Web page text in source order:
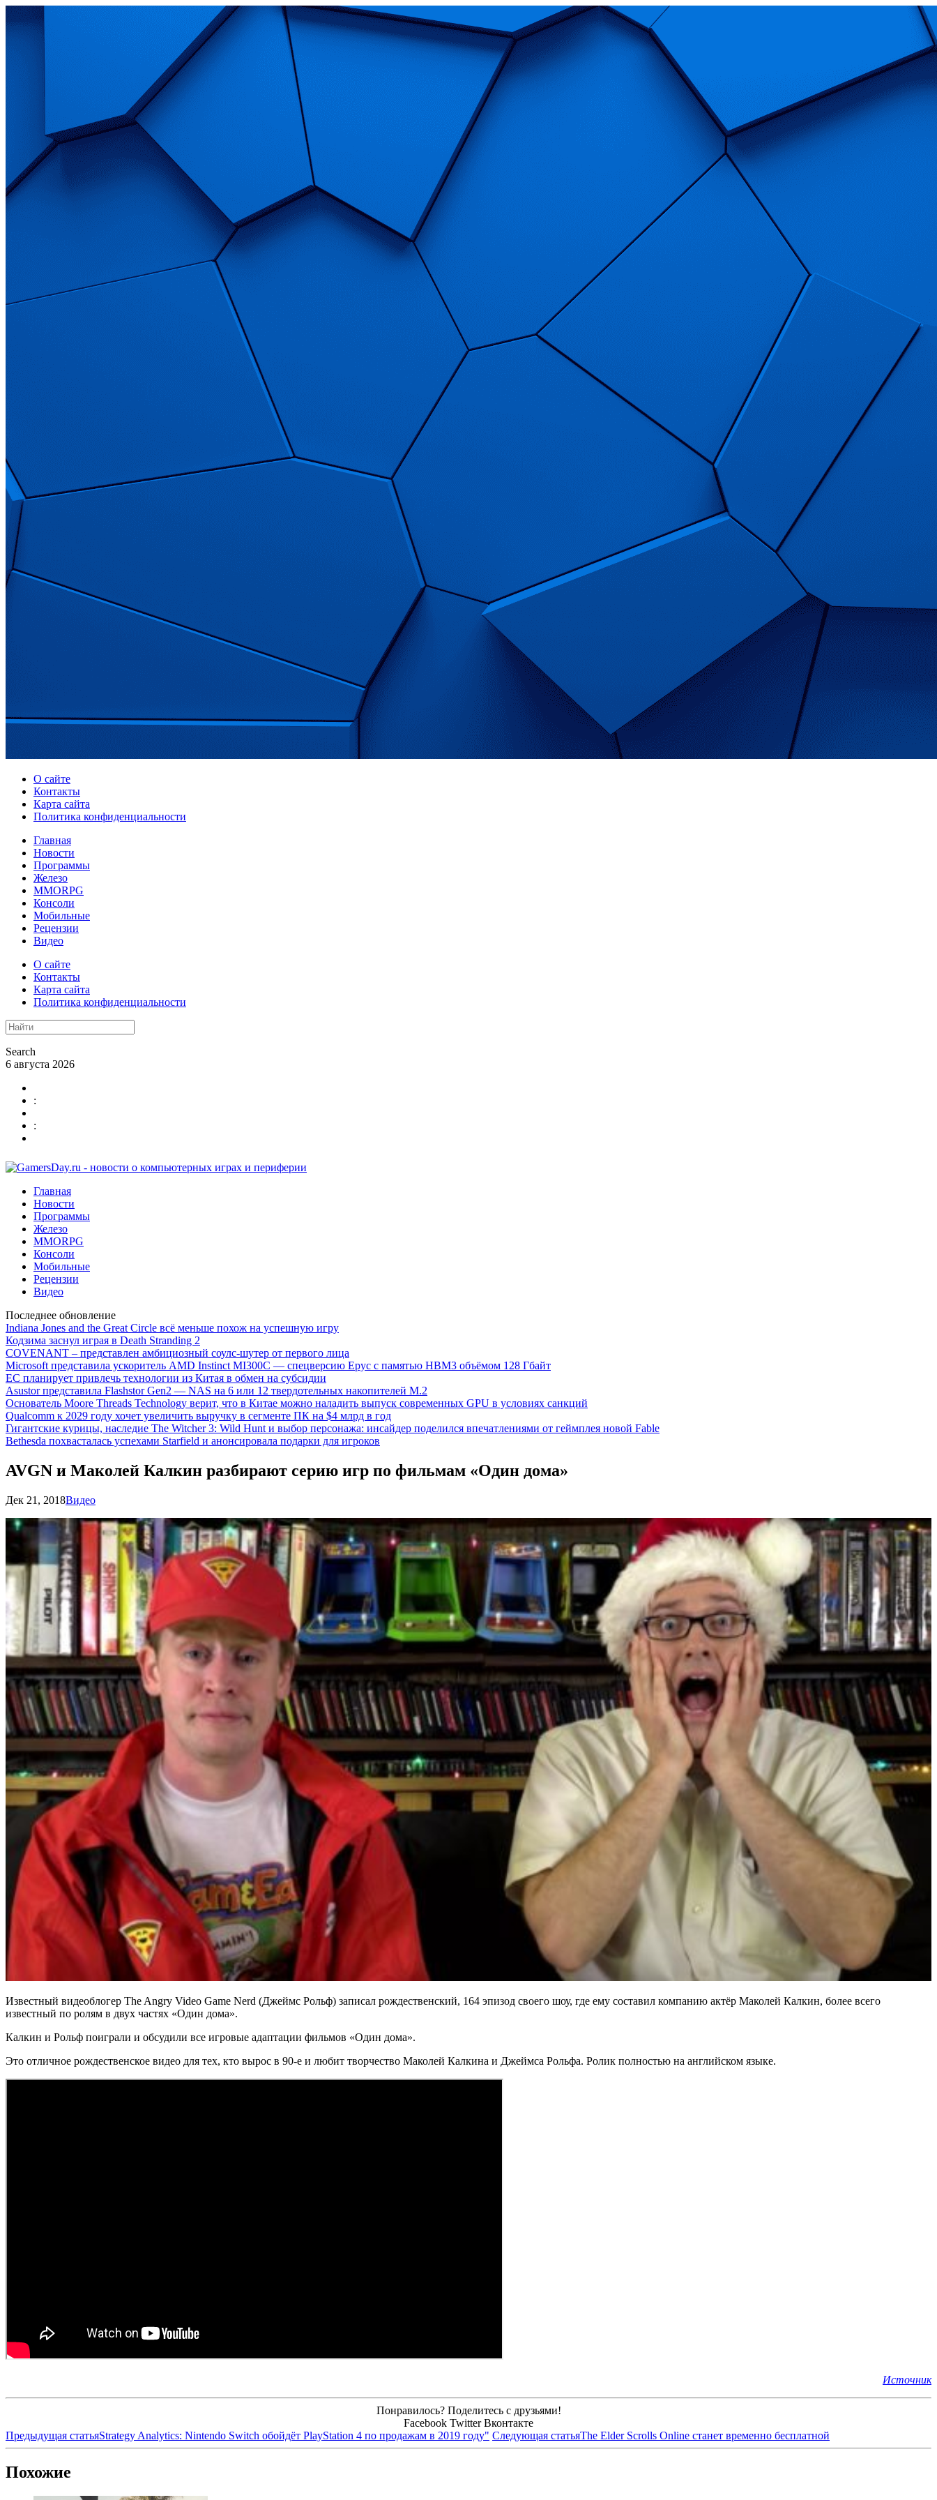
О сайте
Контакты
Карта сайта
Политика конфиденциальности
Главная
Новости
Программы
Железо
MMORPG
Консоли
Мобильные
Рецензии
Видео
О сайте
Контакты
Карта сайта
Политика конфиденциальности
Search
6 августа 2026
:
:
Главная
Новости
Программы
Железо
MMORPG
Консоли
Мобильные
Рецензии
Видео
Последнее обновление
Indiana Jones and the Great Circle всё меньше похож на успешную игру
Кодзима заснул играя в Death Stranding 2
COVENANT – представлен амбициозный соулс-шутер от первого лица
Microsoft представила ускоритель AMD Instinct MI300C — спецверсию Epyc с памятью HBM3 объёмом 128 Гбайт
ЕС планирует привлечь технологии из Китая в обмен на субсидии
Asustor представила Flashstor Gen2 — NAS на 6 или 12 твердотельных накопителей M.2
Основатель Moore Threads Technology верит, что в Китае можно наладить выпуск современных GPU в условиях санкций
Qualcomm к 2029 году хочет увеличить выручку в сегменте ПК на $4 млрд в год
Гигантские курицы, наследие The Witcher 3: Wild Hunt и выбор персонажа: инсайдер поделился впечатлениями от геймплея новой Fable
Bethesda похвасталась успехами Starfield и анонсировала подарки для игроков
AVGN и Маколей Калкин разбирают серию игр по фильмам «Один дома»
Дек 21, 2018Видео
Известный видеоблогер The Angry Video Game Nerd (Джеймс Рольф) записал рождественский, 164 эпизод своего шоу, где ему составил компанию актёр Маколей Калкин, более всего
известный по ролям в двух частях «Один дома».
Калкин и Рольф поиграли и обсудили все игровые адаптации фильмов «Один дома».
Это отличное рождественское видео для тех, кто вырос в 90-е и любит творчество Маколей Калкина и Джеймса Рольфа. Ролик полностью на английском языке.
Источник
Понравилось? Поделитесь с друзьями!
Facebook Twitter Вконтакте
Предыдущая статьяStrategy Analytics: Nintendo Switch обойдёт PlayStation 4 по продажам в 2019 году" Следующая статьяThe Elder Scrolls Online станет временно бесплатной
Похожие